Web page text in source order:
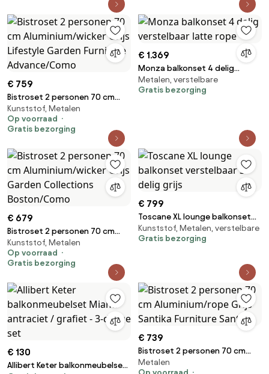
€ 759
Bistroset 2 personen 70 cm
Aluminium/wicker Grijs Lifestyle
Garden Furniture
Advance/Como
Kunststof, Metalen
Op voorraad
Gratis bezorging
€ 1.369
Monza balkonset 4 delig
verstelbaar latte rope
Metalen, verstelbare
Gratis bezorging
€ 679
Bistroset 2 personen 70 cm
Aluminium/wicker Grijs Garden
Collections Boston/Como
Kunststof, Metalen
Op voorraad
Gratis bezorging
€ 799
Toscane XL lounge balkonset
verstelbaar 3-delig grijs
Kunststof, Metalen, verstelbare
Gratis bezorging
€ 130
Allibert Keter balkonmeubelset
€ 739
Bistroset 2 personen 70 cm
Aluminium/rope Grijs Santika
Metalen